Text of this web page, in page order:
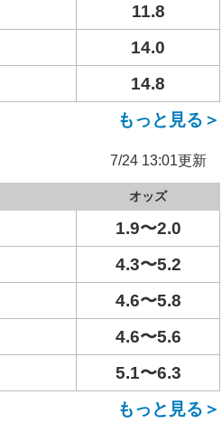
11.8
14.0
14.8
もっと見る＞
7/24 13:01更新
オッズ
1.9〜2.0
4.3〜5.2
4.6〜5.8
4.6〜5.6
5.1〜6.3
もっと見る＞